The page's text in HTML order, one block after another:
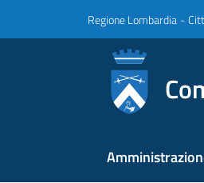
Regione Lombardia -